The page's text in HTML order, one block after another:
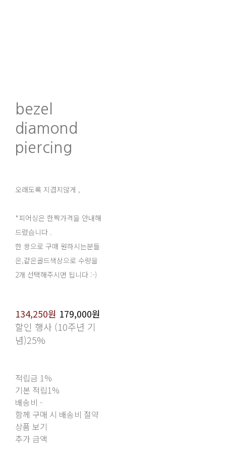
bezel
diamond
piercing
오래도록 지겹지않게 ,
*피어싱은 한짝가격을 안내해
드렸습니다 .
한 쌍으로 구매 원하시는분들
은,같은골드색상으로 수량을
2개 선택해주시면 됩니다 :-)
134,250원 179,000원
할인 행사 (10주년 기
념)25%
적립금 1%
기본 적립1%
배송비 -
함께 구매 시 배송비 절약
상품 보기
추가 금액